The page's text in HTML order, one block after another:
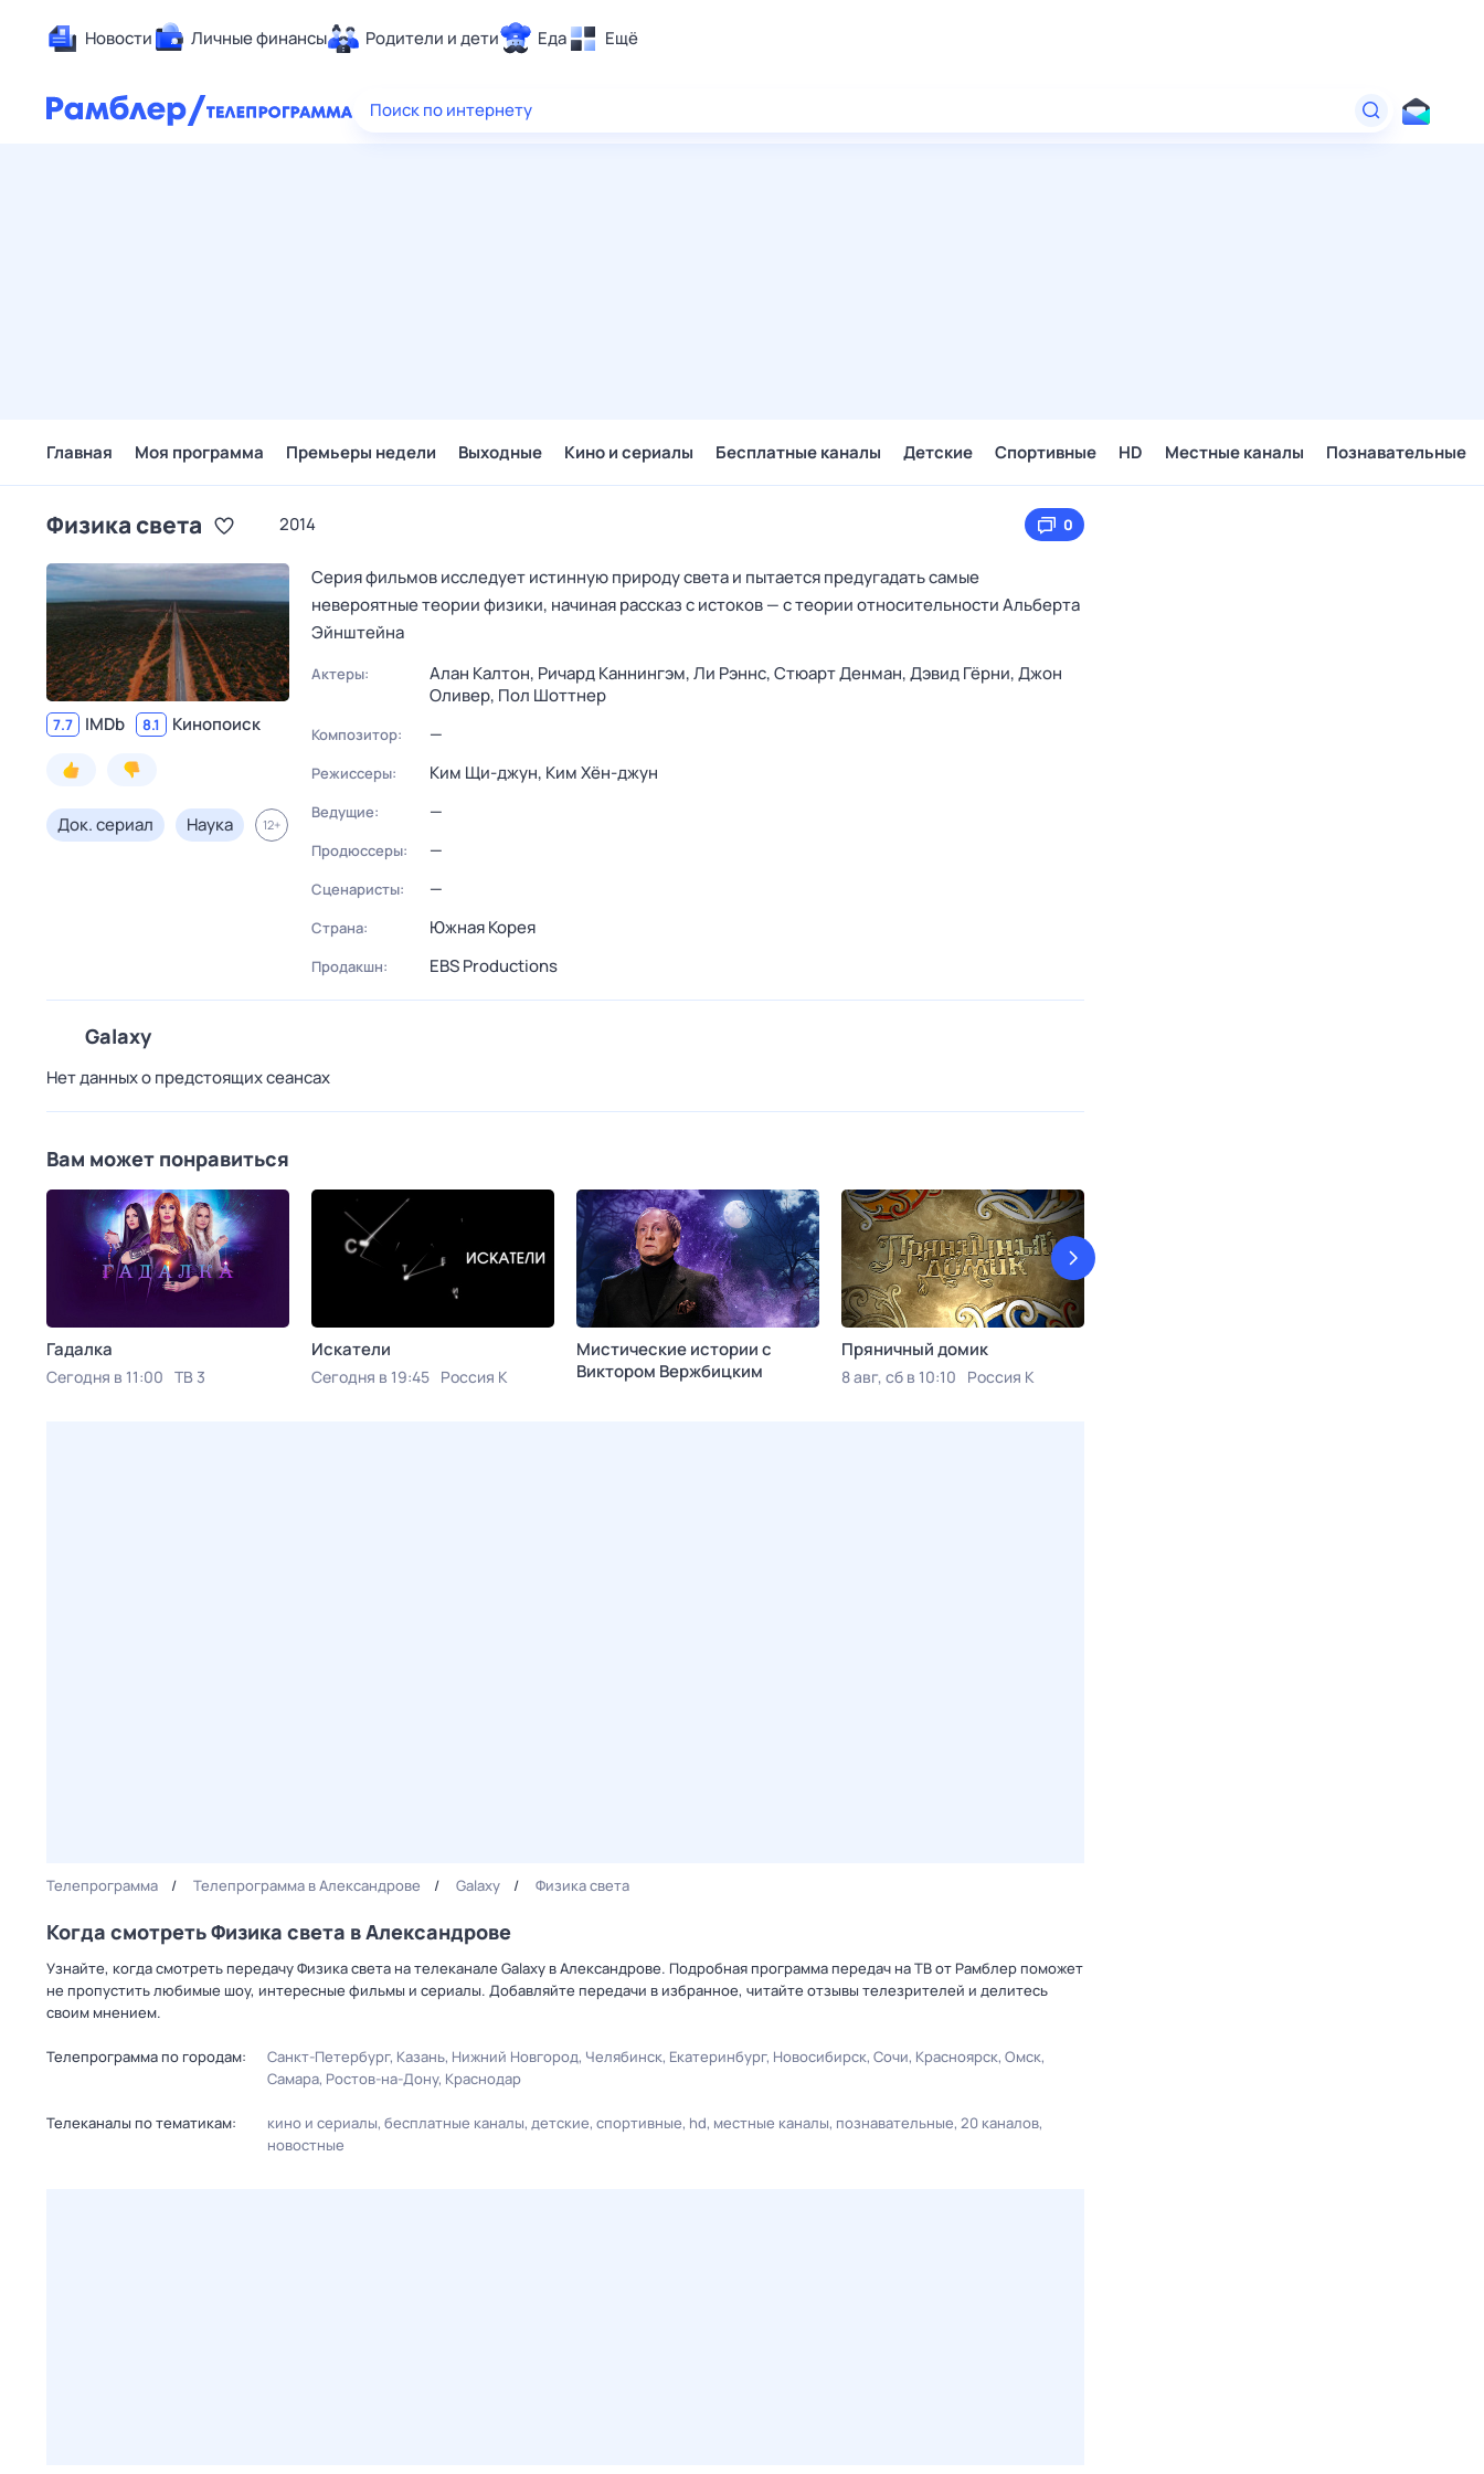
Новости Личные финансы Родители и дети Еда Ещё
Здоровье
Поиск по интернету
Главная Моя программа Премьеры недели Выходные Кино и сериалы Бесплатные каналы Детские Спортивные HD Местные каналы Познавательные
Физика света 2014 0
7.7 IMDb 8.1 Кинопоиск
Док. сериал Наука 12+
Серия фильмов исследует истинную природу света и пытается предугадать самые
невероятные теории физики, начиная рассказ с истоков — с теории относительности Альберта
Эйнштейна
Актеры: Алан Калтон, Ричард Каннингэм,Ли Рэннс,Стюарт Денман,Дэвид Гёрни,Джон
Оливер, Пол Шоттнер
Композитор: —
Режиссеры: Ким Щи-джун, Ким Хён-джун
Ведущие: —
Продюссеры: —
Сценаристы: —
Страна: Южная Корея
Продакшн: EBS Productions
Galaxy
Нет данных о предстоящих сеансах
Вам может понравиться
Гадалка
Сегодня в 11:00 ТВ 3
Искатели
Сегодня в 19:45 Россия К
Мистические истории с
Виктoром Bержбицким
Пряничный домик
8 авг, сб в 10:10 Россия К
Телепрограмма Телепрограмма в Александрове Galaxy Физика света
Когда смотреть Физика света в Александрове
Узнайте, когда смотреть передачу Физика света на телеканале Galaxy в Александрове. Подробная программа передач на ТВ от Рамблер поможет
не пропустить любимые шоу, интересные фильмы и сериалы. Добавляйте передачи в избранное, читайте отзывы телезрителей и делитесь
своим мнением.
Телепрограмма по городам: Санкт-Петербург Казань Нижний Новгород Челябинск Екатеринбург Новосибирск Сочи Красноярск Омск
Самара Ростов-на-Дону Краснодар
Телеканалы по тематикам: кино и сериалы бесплатные каналы детские спортивные hd местные каналы познавательные 20 каналов
новостные